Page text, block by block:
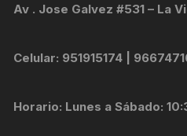
Av . Jose Galvez #531 – La
Celular: 951915174 |
Horario: Lunes a Sábado: